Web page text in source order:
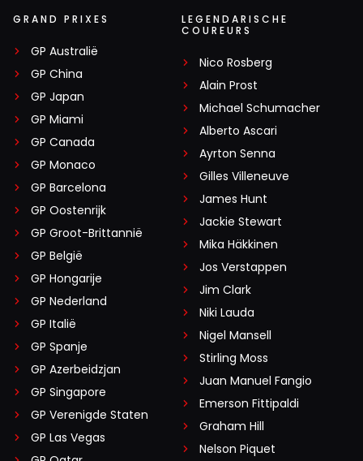
GRAND PRIXES
GP Australië
GP China
GP Japan
GP Miami
GP Canada
GP Monaco
GP Barcelona
GP Oostenrijk
GP Groot-Brittannië
GP België
GP Hongarije
GP Nederland
GP Italië
GP Spanje
GP Azerbeidzjan
GP Singapore
GP Verenigde Staten
GP Las Vegas
LEGENDARISCHE
COUREURS
Nico Rosberg
Alain Prost
Michael Schumacher
Alberto Ascari
Ayrton Senna
Gilles Villeneuve
James Hunt
Jackie Stewart
Mika Häkkinen
Jos Verstappen
Jim Clark
Niki Lauda
Nigel Mansell
Stirling Moss
Juan Manuel Fangio
Emerson Fittipaldi
Graham Hill
Nelson Piquet